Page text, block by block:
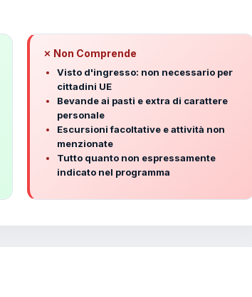
✗ Non Comprende
Visto d'ingresso: non necessario per
cittadini UE
Bevande ai pasti e extra di carattere
personale
Escursioni facoltative e attività non
menzionate
Tutto quanto non espressamente
indicato nel programma